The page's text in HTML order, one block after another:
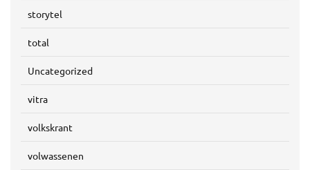
storytel
total
Uncategorized
vitra
volkskrant
volwassenen